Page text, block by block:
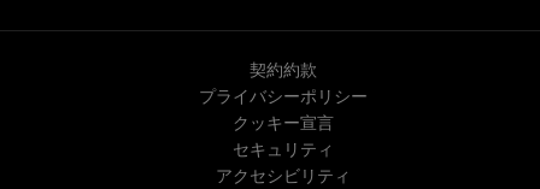
契約約款
プライバシーポリシー
クッキー宣言
セキュリティ
アクセシビリティ